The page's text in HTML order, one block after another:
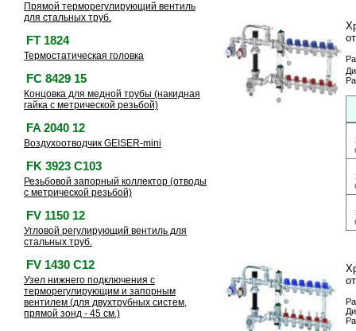
Прямой терморегулирующий вентиль
для стальных труб.
FT 1824
Термостатическая головка
FC 8429 15
Концовка для медной трубы (накидная
гайка с метрической резьбой)
FA 2040 12
Воздухоотводчик GEISER-mini
FK 3923 C103
Резьбовой запорный коллектор (отводы
с метрической резьбой)
FV 1150 12
Угловой регулирующий вентиль для
стальных труб.
FV 1430 C12
Узел нижнего подключения с
терморегулирующим и запорным
вентилем (для двухтрубных систем,
прямой зонд - 45 см.)